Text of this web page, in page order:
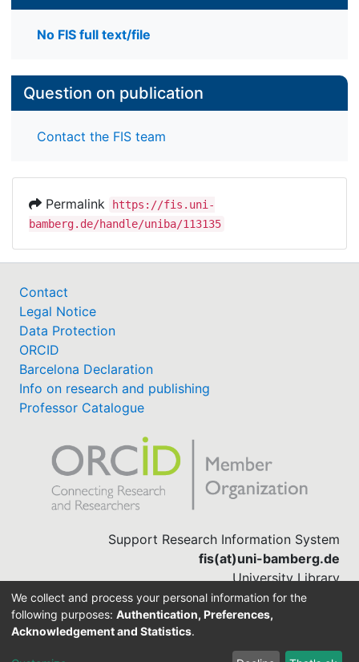
No FIS full text/file
Question on publication
Contact the FIS team
Permalink
https://fis.uni-
bamberg.de/handle/uniba/113135
Contact
Legal Notice
Data Protection
ORCID
Barcelona Declaration
Info on research and publishing
Professor Catalogue
Support Research Information System
fis(at)uni-bamberg.de
University Library
(0951) 863-1568
DSpace-CRIS software
We collect and process your personal information for the
following purposes: Authentication, Preferences,
Acknowledgement and Statistics.